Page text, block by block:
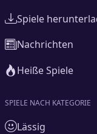
Spiele
Nachrichten
Heiße Spiele
SPIELE NACH KATEGORIE
Lässig